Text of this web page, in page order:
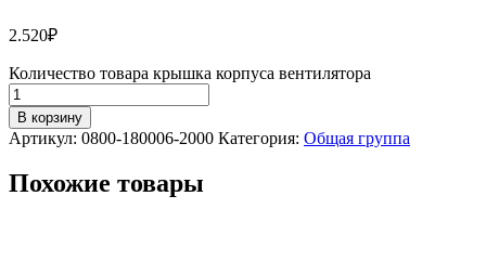
2.520₽
Количество товара крышка корпуса вентилятора
В корзину
Артикул: 0800-180006-2000 Категория: Общая группа
Похожие товары